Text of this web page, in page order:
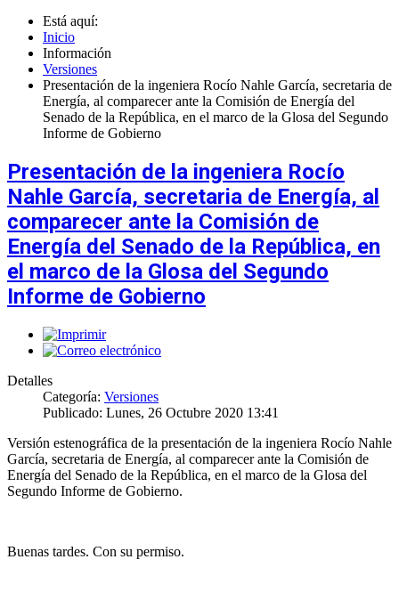
Está aquí:
Inicio
Información
Versiones
Presentación de la ingeniera Rocío Nahle García, secretaria de
Energía, al comparecer ante la Comisión de Energía del
Senado de la República, en el marco de la Glosa del Segundo
Informe de Gobierno
Presentación de la ingeniera Rocío
Nahle García, secretaria de Energía, al
comparecer ante la Comisión de
Energía del Senado de la República, en
el marco de la Glosa del Segundo
Informe de Gobierno
Detalles
Categoría: Versiones
Publicado: Lunes, 26 Octubre 2020 13:41
Versión estenográfica de la presentación de la ingeniera Rocío Nahle
García, secretaria de Energía, al comparecer ante la Comisión de
Energía del Senado de la República, en el marco de la Glosa del
Segundo Informe de Gobierno.
Buenas tardes. Con su permiso.